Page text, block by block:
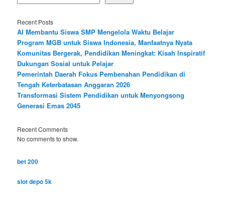
Recent Posts
AI Membantu Siswa SMP Mengelola Waktu Belajar
Program MGB untuk Siswa Indonesia, Manfaatnya Nyata
Komunitas Bergerak, Pendidikan Meningkat: Kisah Inspiratif
Dukungan Sosial untuk Pelajar
Pemerintah Daerah Fokus Pembenahan Pendidikan di
Tengah Keterbatasan Anggaran 2026
Transformasi Sistem Pendidikan untuk Menyongsong
Generasi Emas 2045
Recent Comments
No comments to show.
bet 200
slot depo 5k